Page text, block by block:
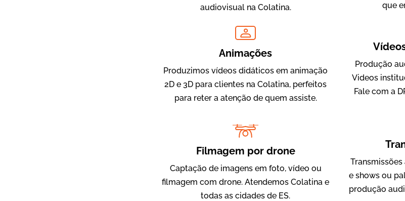
Vídeos para Treinamentos
audiovisual na Colatina.
que
Animações
Produzimos vídeos didáticos em animação
2D e 3D para clientes na Colatina, perfeitos
para reter a atenção de quem assiste.
Produção
Videos
Fale com a
Filmagem por drone
Captação de imagens em foto, vídeo ou
filmagem com drone. Atendemos Colatina e
todas as cidades de ES.
e shows ou
produção